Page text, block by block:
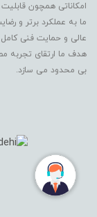
امکاناتی همچون
ما به عملکرد برتر و
عالی و حمایت فنی
هدف ما ارتقای تجربه
بی محدود می سازد.